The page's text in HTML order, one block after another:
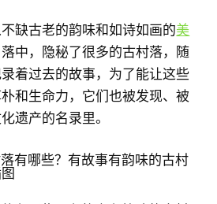
缺古老的韵味和如诗如画的美
中，隐秘了很多的古村落，随
着过去的故事，为了能让这些
和生命力，它们也被发现、被
遗产的名录里。